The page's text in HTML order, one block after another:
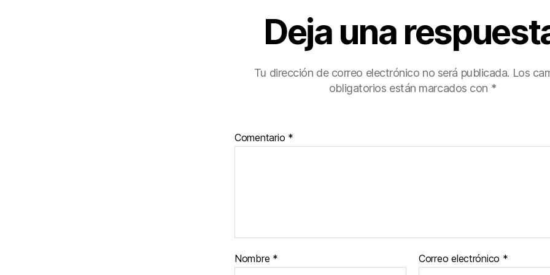
Deja una
Tu dirección de correo electrónico no será publicada. Los
obligatorios están marcados con *
Comentario *
Nombre * Correo electrónico *